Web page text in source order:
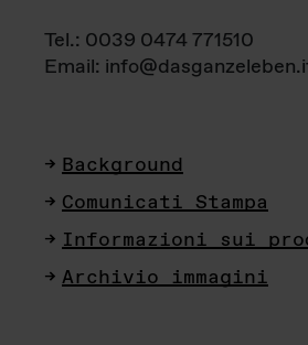
Tel.: 0039 0474 771510
Email:
Background
Comunicati Stampa
Informazioni sui
Archivio immagini